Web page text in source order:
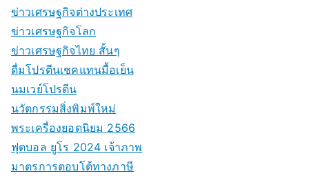
ข่าวเศรษฐกิจต่างประเทศ
ข่าวเศรษฐกิจโลก
ข่าวเศรษฐกิจไทย สั้นๆ
ดื่มโปรตีนเชคแทนมื้อเย็น
นมเวย์โปรตีน
นวัตกรรมสิ่งพิมพ์ใหม่
พระเครื่องยอดนิยม 2566
ฟุตบอล ยูโร 2024 เจ้าภาพ
มาตรการตอบโต้ทางภาษี